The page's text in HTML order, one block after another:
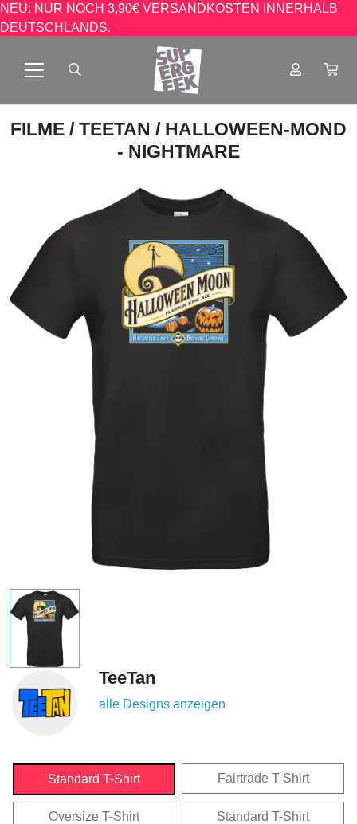
NEU: NUR NOCH 3,90€ VERSANDKOSTEN INNERHALB
DEUTSCHLANDS.
FILME / TEETAN / HALLOWEEN-MOND
- NIGHTMARE
TeeTan
alle Designs anzeigen
Standard T-Shirt Fairtrade T-Shirt
Oversize T-Shirt
Standard T-Shirt